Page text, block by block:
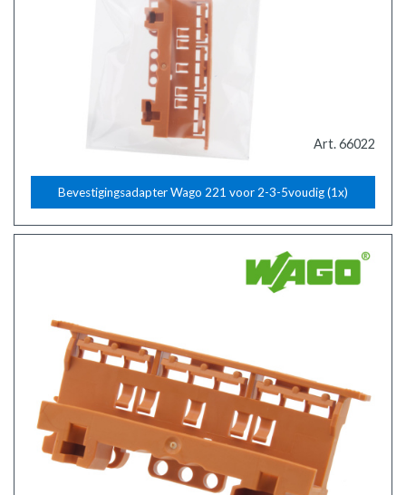
Art. 66022
Bevestigingsadapter Wago 221 voor 2-3-5voudig (1x)